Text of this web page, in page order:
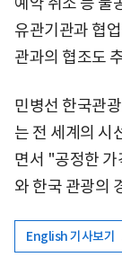
유관기관과 협
관과의 협조도
민병선 한국관
는 전 세계의 시
면서 "공정한 가
와 한국 관광의
English 기사보기